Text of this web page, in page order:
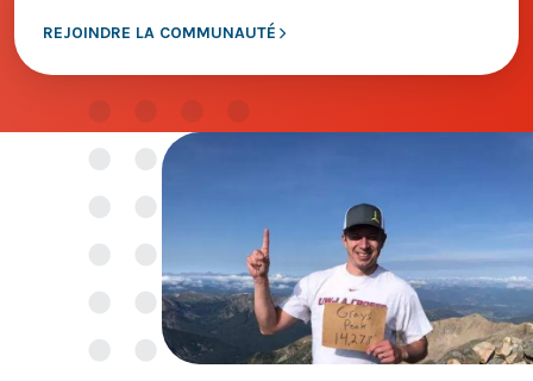
REJOINDRE LA COMMUNAUTÉ